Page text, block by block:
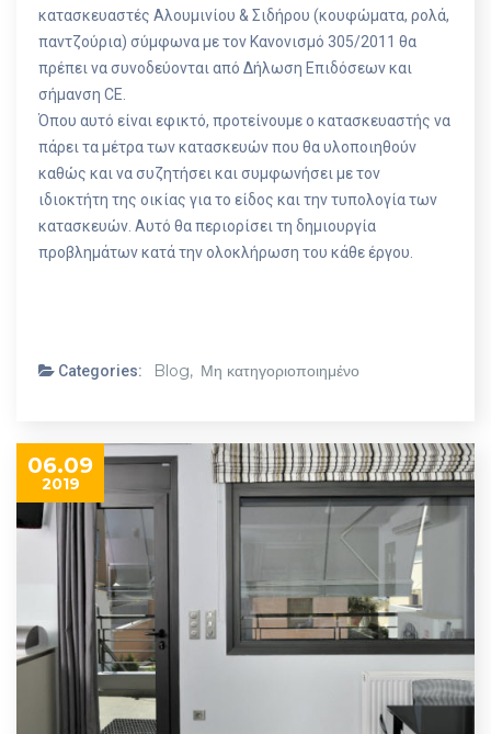
κατασκευαστές Αλουμινίου & Σιδήρου (κουφώματα, ρολά,
παντζούρια) σύμφωνα με τον Κανονισμό 305/2011 θα
πρέπει να συνοδεύονται από Δήλωση Επιδόσεων και
σήμανση CE.
Όπου αυτό είναι εφικτό, προτείνουμε ο κατασκευαστής να
πάρει τα μέτρα των κατασκευών που θα υλοποιηθούν
καθώς και να συζητήσει και συμφωνήσει με τον
ιδιοκτήτη της οικίας για το είδος και την τυπολογία των
κατασκευών. Αυτό θα περιορίσει τη δημιουργία
προβλημάτων κατά την ολοκλήρωση του κάθε έργου.
Categories: Blog, Μη κατηγοριοποιημένο
06.09
2019